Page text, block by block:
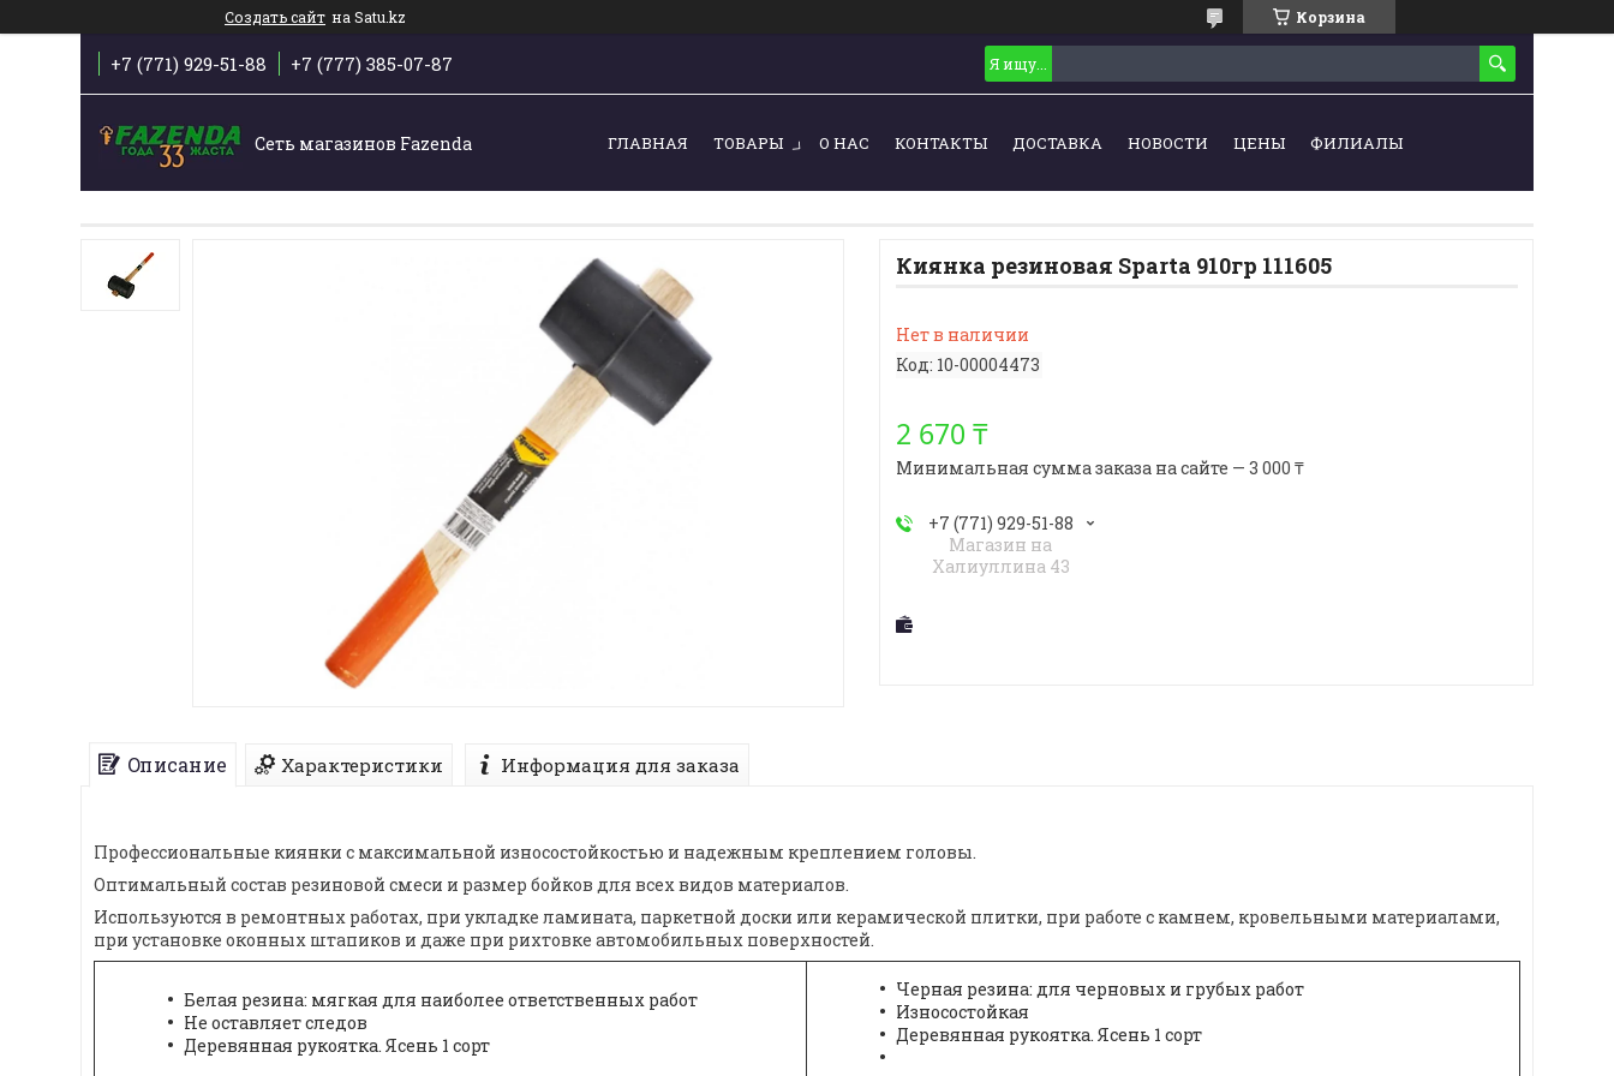
Создать сайт на Satu.kz Корзина
+7 (771) 929-51-88 +7 (777) 385-07-87
Сеть магазинов Fazenda ГЛАВНАЯ ТОВАРЫ О НАС КОНТАКТЫ ДОСТАВКА НОВОСТИ ЦЕНЫ ФИЛИАЛЫ
Киянка резиновая Sparta 910гр 111605
Нет в наличии
Код: 10-00004473
2 670 ₸
Минимальная сумма заказа на сайте — 3 000 ₸
+7 (771) 929-51-88
Магазин на
Халиуллина 43
Описание Характеристики Информация для заказа
Профессиональные киянки с максимальной износостойкостью и надежным креплением головы.
Оптимальный состав резиновой смеси и размер бойков для всех видов материалов.
Используются в ремонтных работах, при укладке ламината, паркетной доски или керамической плитки, при работе с камнем, кровельными материалами,
при установке оконных штапиков и даже при рихтовке автомобильных поверхностей.
Белая резина: мягкая для наиболее ответственных работ
Не оставляет следов
Деревянная рукоятка. Ясень 1 сорт
Черная резина: для черновых и грубых работ
Износостойкая
Деревянная рукоятка. Ясень 1 сорт